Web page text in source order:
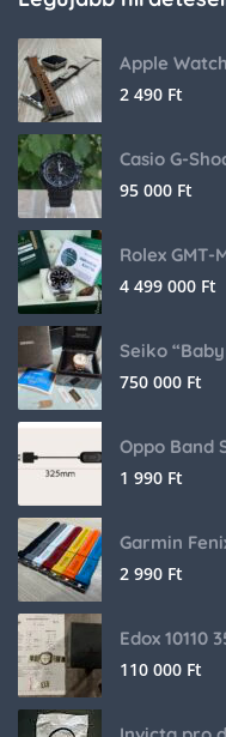
Apple
2 490 Ft
Casio G-
95 000 Ft
Rolex GMT-
4 499 000 Ft
750 000 Ft
Oppo Band
1 990 Ft
Garmin
2 990 Ft
Edox 10110
110 000 Ft